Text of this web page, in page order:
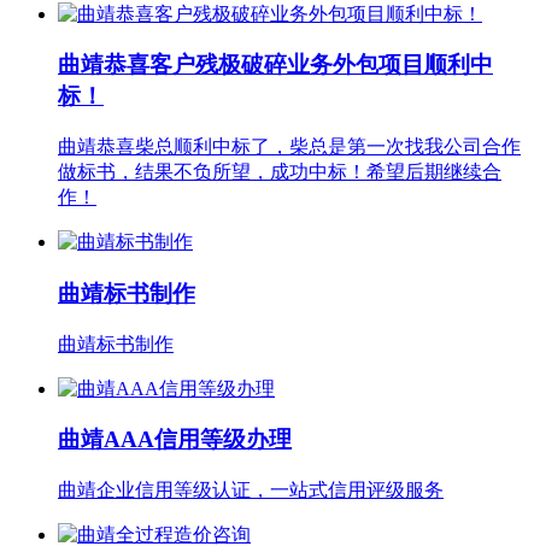
曲靖恭喜客户残极破碎业务外包项目顺利中
标！
曲靖恭喜柴总顺利中标了，柴总是第一次找我公司合作
做标书，结果不负所望，成功中标！希望后期继续合
作！
曲靖标书制作
曲靖标书制作
曲靖AAA信用等级办理
曲靖企业信用等级认证，一站式信用评级服务